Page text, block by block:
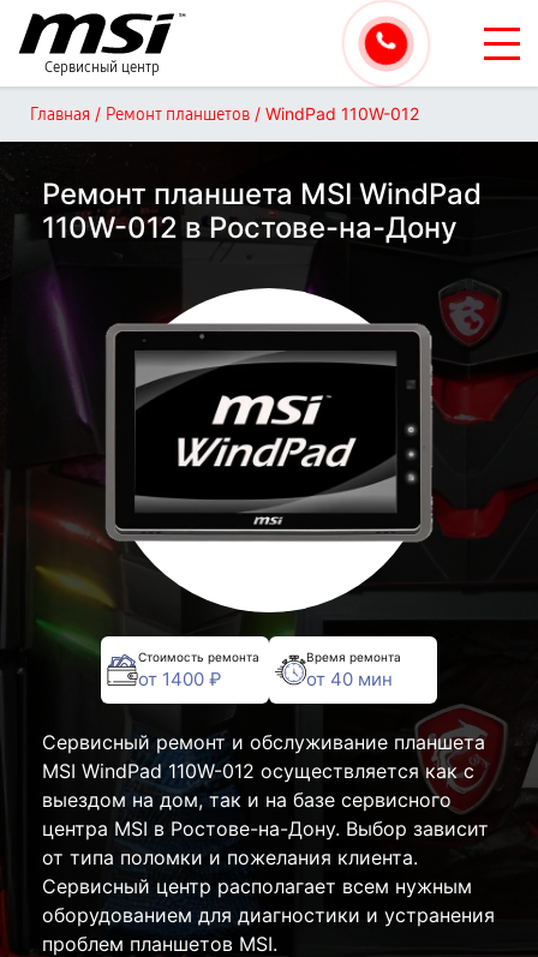
Сервисный центр
Главная / Ремонт планшетов / WindPad 110W-012
Ремонт планшета MSI WindPad
110W-012 в Ростове-на-Дону
Стоимость ремонта
от 1400 ₽
Время ремонта
от 40 мин
Сервисный ремонт и обслуживание планшета
MSI WindPad 110W-012 осуществляется как с
выездом на дом, так и на базе сервисного
центра MSI в Ростове-на-Дону. Выбор зависит
от типа поломки и пожелания клиента.
Сервисный центр располагает всем нужным
оборудованием для диагностики и устранения
проблем планшетов MSI.